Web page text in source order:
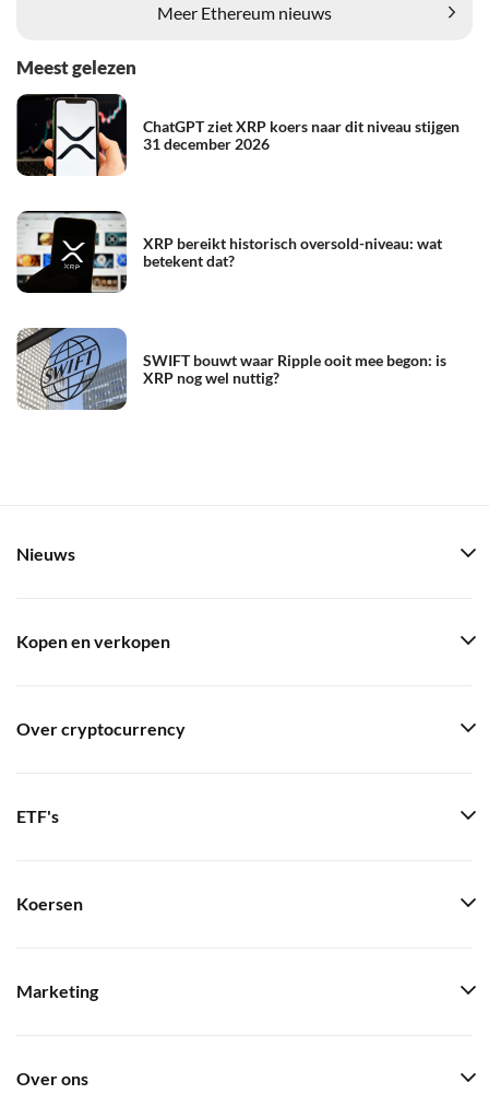
Meer Ethereum nieuws
Meest gelezen
ChatGPT ziet XRP koers naar dit niveau stijgen
31 december 2026
XRP bereikt historisch oversold-niveau: wat
betekent dat?
SWIFT bouwt waar Ripple ooit mee begon: is
XRP nog wel nuttig?
Nieuws
Kopen en verkopen
Over cryptocurrency
ETF's
Koersen
Marketing
Over ons